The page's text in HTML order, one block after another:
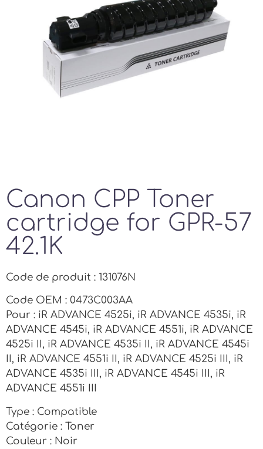
Canon CPP Toner
cartridge for GPR-57
42.1K
Code de produit : 131076N
Code OEM : 0473C003AA
Pour : iR ADVANCE 4525i, iR ADVANCE 4535i, iR
ADVANCE 4545i, iR ADVANCE 4551i, iR ADVANCE
4525i II, iR ADVANCE 4535i II, iR ADVANCE 4545i
II, iR ADVANCE 4551i II, iR ADVANCE 4525i III, iR
ADVANCE 4535i III, iR ADVANCE 4545i III, iR
ADVANCE 4551i III
Type : Compatible
Catégorie : Toner
Couleur : Noir